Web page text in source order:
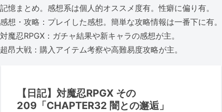
記憶まとめ。感想系は個人的オススメ度有。性癖に偏り有。
感想・攻略：プレイした感想。簡単な攻略情報は一番下に有。
対魔忍RPGX：ガチャ結果や新キャラの感想が主。
超昂大戦：購入アイテム考察や高難易度攻略が主。
【日記】対魔忍RPGX その
209「CHAPTER32 闇との邂逅」